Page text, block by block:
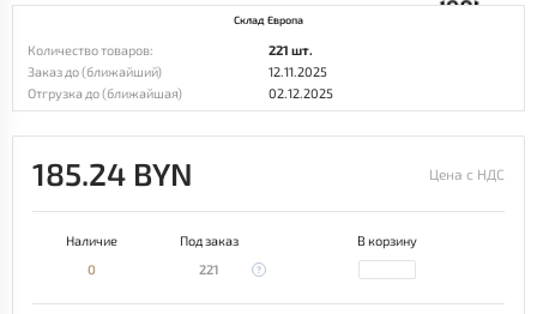
Склад Европа
Количество товаров:
221 шт.
Заказ до (ближайший)
12.11.2025
Отгрузка до (ближайшая)
02.12.2025
185.24 BYN Цена с НДС
Наличие Под заказ
В корзину
0
221